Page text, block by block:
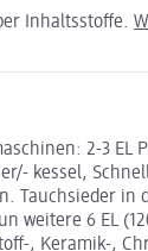
Inhaltsstoffe.
2-3
kessel,
weitere 6 EL
, Keramik-,